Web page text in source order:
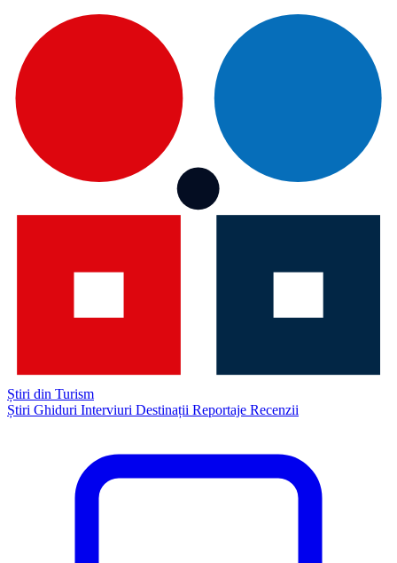
Știri din Turism
Știri Ghiduri Interviuri Destinații Reportaje Recenzii